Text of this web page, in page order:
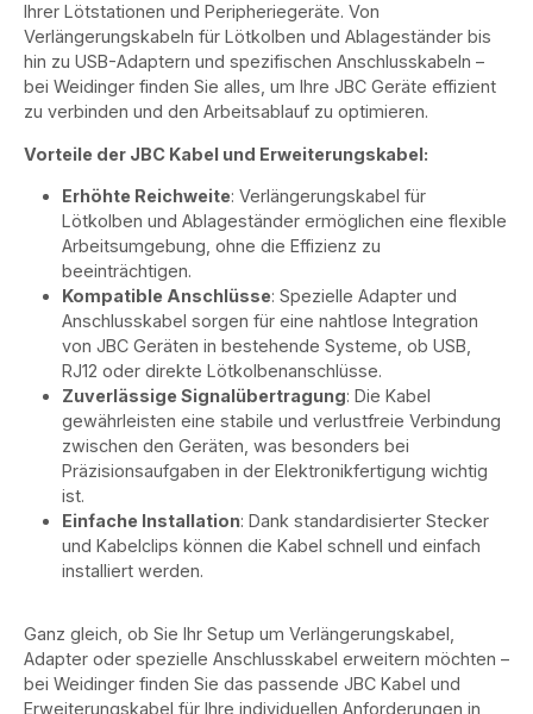
Ihrer Lötstationen und Peripheriegeräte. Von
Verlängerungskabeln für Lötkolben und Ablageständer bis
hin zu USB-Adaptern und spezifischen Anschlusskabeln –
bei Weidinger finden Sie alles, um Ihre JBC Geräte effizient
zu verbinden und den Arbeitsablauf zu optimieren.
Vorteile der JBC Kabel und Erweiterungskabel:
Erhöhte Reichweite: Verlängerungskabel für
Lötkolben und Ablageständer ermöglichen eine flexible
Arbeitsumgebung, ohne die Effizienz zu
beeinträchtigen.
Kompatible Anschlüsse: Spezielle Adapter und
Anschlusskabel sorgen für eine nahtlose Integration
von JBC Geräten in bestehende Systeme, ob USB,
RJ12 oder direkte Lötkolbenanschlüsse.
Zuverlässige Signalübertragung: Die Kabel
gewährleisten eine stabile und verlustfreie Verbindung
zwischen den Geräten, was besonders bei
Präzisionsaufgaben in der Elektronikfertigung wichtig
ist.
Einfache Installation: Dank standardisierter Stecker
und Kabelclips können die Kabel schnell und einfach
installiert werden.
Ganz gleich, ob Sie Ihr Setup um Verlängerungskabel,
Adapter oder spezielle Anschlusskabel erweitern möchten –
bei Weidinger finden Sie das passende JBC Kabel und
Erweiterungskabel für Ihre individuellen Anforderungen in